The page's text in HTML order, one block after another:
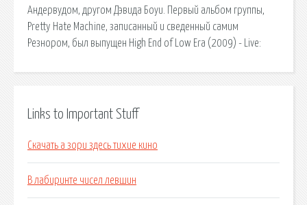
Андервудом, другом Дэвида Боуи. Первый альбом группы,
Pretty Hate Machine, записанный и сведенный самим
Резнором, был выпущен High End of Low Era (2009) - Live:
Links to Important Stuff
Скачать а зори здесь тихие кино
В лабиринте чисел левшин